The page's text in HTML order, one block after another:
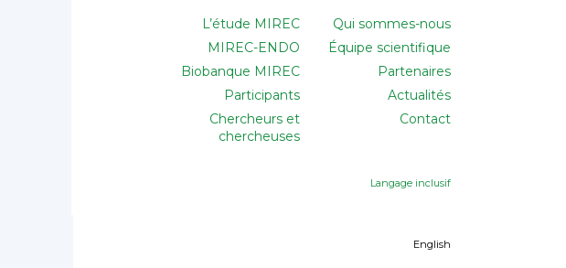
L’étude MIREC
MIREC-ENDO
Biobanque MIREC
Participants
Chercheurs et
chercheuses
Qui sommes-nous
Équipe scientifique
Partenaires
Actualités
Contact
Langage inclusif
English